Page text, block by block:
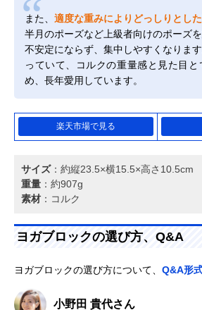
また、 適度な重みによりどっしりとし
半月のポーズなど上級者向けのポーズ
不安定にならず、集中しやすくなりま
っていて、コルクの重量感と見た目
め、長年愛用しています。
楽天市場で見る
サイズ：約縦23.5×横15.5×高さ10.5cm
重量 ：約907g
素材 ：コルク
ヨガブロックの選び方、Q&A
ヨガブロックの選び方について、 Q&A形
小野田 貴代さん